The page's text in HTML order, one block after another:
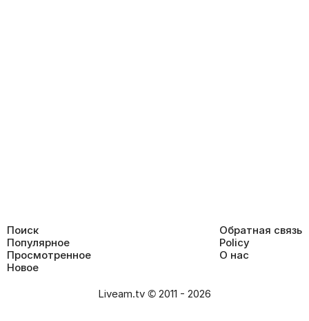
Поиск
Популярное
Просмотренное
Новое
Обратная связь
Policy
О нас
Liveam.tv © 2011 - 2026